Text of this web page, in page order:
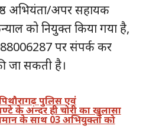
अभियंता/अपर सहायक
को नियुक्त किया गया है,
पर संपर्क कर
जा सकती है।
पुलिस एवं
के अन्दर ही चोरी का खुलासा
के साथ 03 अभियुक्तों को